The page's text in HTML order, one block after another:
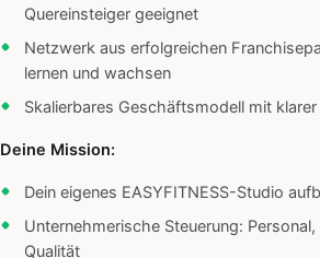
Quereinsteiger geeignet
Netzwerk aus erfolgreichen
lernen und wachsen
Skalierbares Geschäftsmodell mit
Deine Mission:
Dein eigenes EASYFITNESS-Studio
Unternehmerische Steuerung:
Qualität